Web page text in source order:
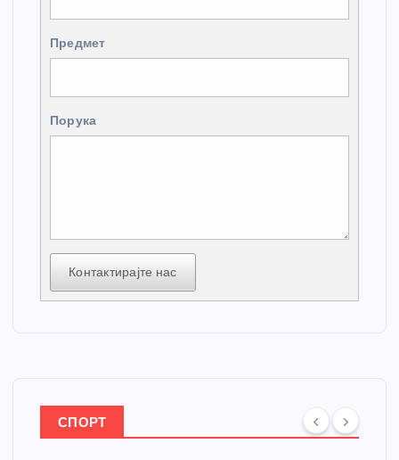
Предмет
Порука
Контактирајте нас
СПОРТ